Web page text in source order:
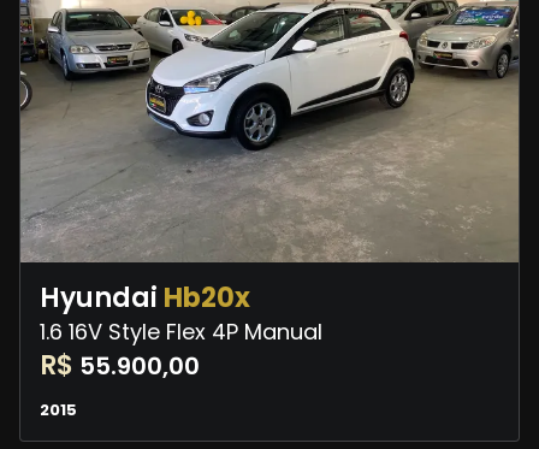
Hyundai Hb20x
1.6 16V Style Flex 4P Manual
R$ 55.900,00
2015